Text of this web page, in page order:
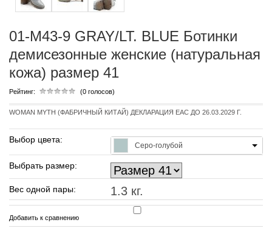
01-M43-9 GRAY/LT. BLUE Ботинки
демисезонные женские (натуральная
кожа) размер 41
Рейтинг: (0 голосов)
WOMAN MYTH (ФАБРИЧНЫЙ КИТАЙ) ДЕКЛАРАЦИЯ EAC ДО 26.03.2029 Г.
Выбор цвета:
Серо-голубой
Выбрать размер:
Вес одной пары: 1.3 кг.
Добавить к сравнению